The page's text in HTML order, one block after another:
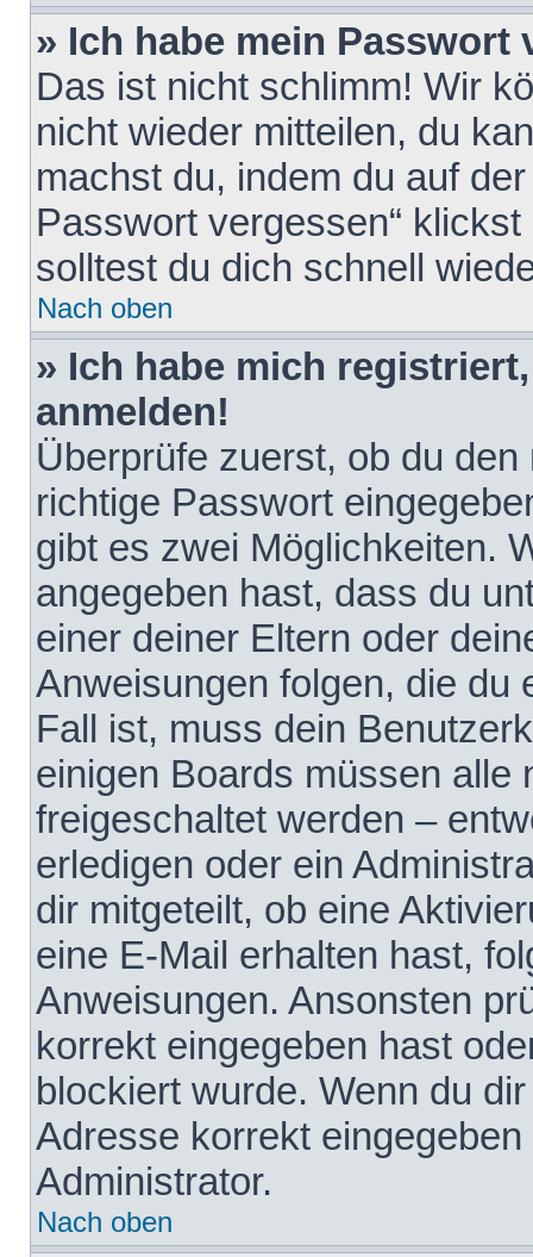
» Ich habe mein Passwort
Das ist nicht schlimm! Wir
nicht wieder mitteilen, du
machst du, indem du auf
Passwort vergessen“
solltest du dich schnell
Nach oben
» Ich habe mich
anmelden!
Überprüfe zuerst, ob du
richtige Passwort
gibt es zwei Möglichkeiten.
angegeben hast, dass du
einer deiner Eltern oder
Anweisungen folgen, die du
Fall ist, muss dein
einigen Boards müssen alle
freigeschaltet werden –
erledigen oder ein
dir mitgeteilt, ob eine
eine E-Mail erhalten hast,
Anweisungen. Ansonsten
korrekt eingegeben hast
blockiert wurde. Wenn du
Adresse korrekt
Administrator.
Nach oben